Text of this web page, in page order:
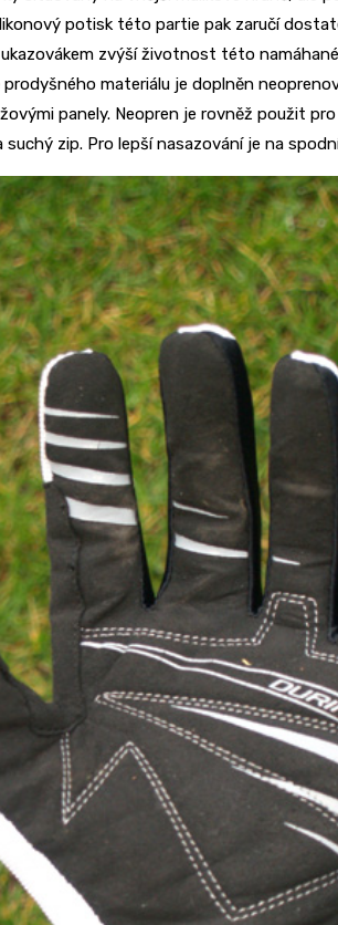
potisk této partie pak zaručí
zvýší životnost této
materiálu je doplněn
panely. Neopren je rovněž použit
zip. Pro lepší nasazování je na